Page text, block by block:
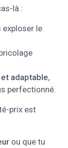
là :
exploser le
adaptable,
perfectionné.
prix est
ou que tu